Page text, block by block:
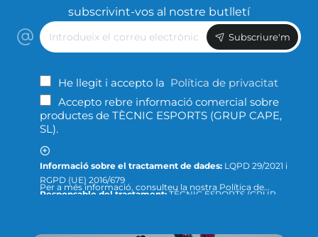
subscrivint-vos al nostre butlletí
Introdueix
el
correu
Subscriure'm
He llegit i accepto la Política de privacitat
Accepto rebre informació comercial sobre
productes de TÈCNIC ESPORTS (GRUP CAPE,
SL).
Informació sobre el tractament de dades: LQPD 29/2021 i
RGPD (UE) 2016/679
Responsable del tractament:TÈCNIC ESPORTS (GRUP
Per a més informació, consulteu la nostra Política de